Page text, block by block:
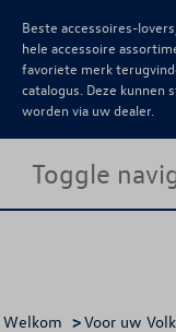
Beste accessoires-
hele accessoire
favoriete merk
catalogus. Deze kunnen
worden via uw dealer.
Toggle
Welkom >Voor uw